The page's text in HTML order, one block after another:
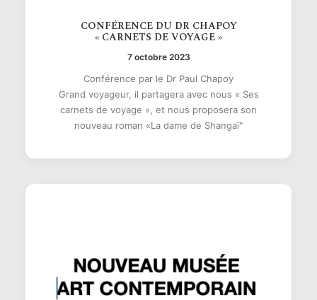
CONFÉRENCE DU DR CHAPOY
« CARNETS DE VOYAGE »
7 octobre 2023
Conférence par le Dr Paul Chapoy
Grand voyageur, il partagera avec nous « Ses
carnets de voyage », et nous proposera son
nouveau roman «La dame de Shangaï"